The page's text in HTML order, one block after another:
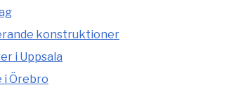
konstruktioner
i Uppsala
i Örebro